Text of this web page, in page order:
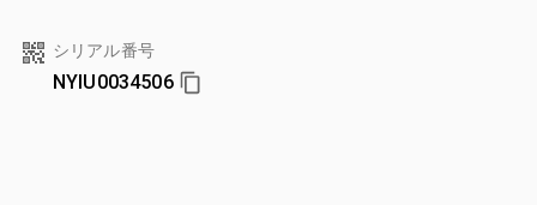
シリアル番号
NYIU0034506